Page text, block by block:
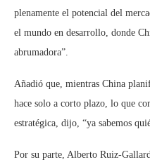
plenamente el potencial del
el mundo en desarrollo, donde
abrumadora”.
Añadió que, mientras China
hace solo a corto plazo, lo que
estratégica, dijo, “ya sabemos
Por su parte, Alberto Ruiz-